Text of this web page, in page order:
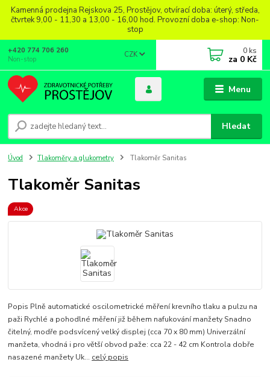
Kamenná prodejna Rejskova 25, Prostějov, otvírací doba: úterý, středa,
čtvrtek 9,00 - 11,30 a 13,00 - 16,00 hod. Provozní doba e-shop: Non-
stop
Menu
CZK
Hledat
+420 774 706 260
Non-stop
0 ks
za 0 Kč
Úvod Tlakoměry a glukometry Tlakoměr Sanitas
Tlakoměr Sanitas
Akce
Popis Plně automatické oscilometrické měření krevního tlaku a pulzu na
paži Rychlé a pohodlné měření již během nafukování manžety Snadno
čitelný, modře podsvícený velký displej (cca 70 x 80 mm) Univerzální
manžeta, vhodná i pro větší obvod paže: cca 22 - 42 cm Kontrola dobře
nasazené manžety Uk... celý popis